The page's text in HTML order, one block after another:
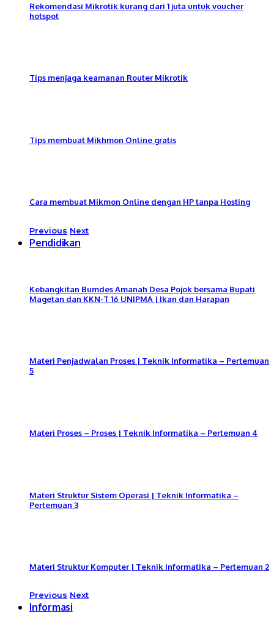
Rekomendasi Mikrotik kurang dari 1 juta untuk voucher
hotspot
Tips menjaga keamanan Router Mikrotik
Tips membuat Mikhmon Online gratis
Cara membuat Mikmon Online dengan HP tanpa Hosting
Previous Next
Pendidikan
Kebangkitan Bumdes Amanah Desa Pojok bersama Bupati
Magetan dan KKN-T 16 UNIPMA | Ikan dan Harapan
Materi Penjadwalan Proses | Teknik Informatika – Pertemuan
5
Materi Proses – Proses | Teknik Informatika – Pertemuan 4
Materi Struktur Sistem Operasi | Teknik Informatika –
Pertemuan 3
Materi Struktur Komputer | Teknik Informatika – Pertemuan 2
Previous Next
Informasi